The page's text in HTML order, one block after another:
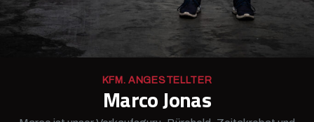
KFM. ANGESTELLTER
Marco Jonas